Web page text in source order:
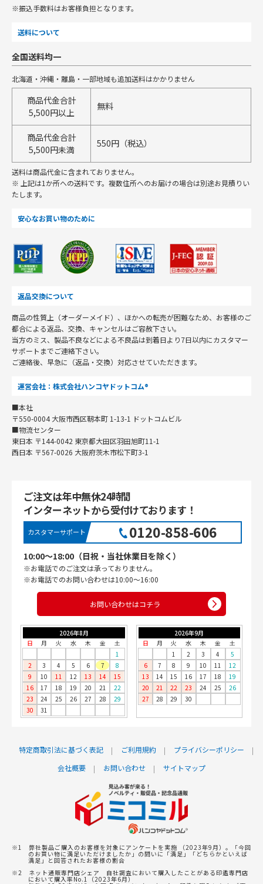
※振込手数料はお客様負担となります。
送料について
全国送料均一
北海道・沖縄・離島・一部地域も追加送料はかかりません
商品代金合計
5,500円以上
無料
商品代金合計
5,500円未満
550円（税込）
送料は商品代金に含まれておりません。
※ 上記は1か所への送料です。複数住所へのお届けの場合は別途お見積りい
たします。
安心なお買い物のために
返品交換について
商品の性質上（オーダーメイド）、ほかへの転売が困難なため、お客様のご
都合による返品、交換、キャンセルはご容赦下さい。
当方のミス、製品不良などによる不良品は到着日より7日以内にカスタマー
サポートまでご連絡下さい。
ご連絡後、早急に（返品・交換）対応させていただきます。
運営会社：株式会社ハンコヤドットコム®
■本社
〒550-0004 大阪市西区靭本町 1-13-1 ドットコムビル
■物流センター
東日本 〒144-0042 東京都大田区羽田旭町11-1
西日本 〒567-0026 大阪府茨木市松下町3-1
ご注文は年中無休24時間
インターネットから受付けております！
カスタマーサポート 0120-858-606
10:00〜18:00（日祝・当社休業日を除く）
※お電話でのご注文は承っておりません。
※お電話でのお問い合わせは10:00〜16:00
お問い合わせはコチラ
2026年8月
日
月 火 水 木 金
土
1
2
3 4 5 6 7
8
9
10 11 12 13 14
15
16
17 18 19 20 21
22
23
24 25 26 27 28
29
30
31
2026年9月
日
月 火 水 木 金
土
1
2 3 4
5
6
7 8 9 10 11
12
13
14 15 16 17 18
19
20
21 22 23 24 25
26
27
28 29 30
特定商取引法に基づく表記 ご利用規約
プライバシーポリシー
会社概要
お問い合わせ サイトマップ
※1 弊社製品ご購入のお客様を対象にアンケートを実施 （2023年9月）。「今回
のお買い物に満足いただけましたか」の問いに「満足」「どちらかといえば
満足」と回答されたお客様の割合
※2 ネット通販専門店シェア 自社調査において購入したことがある印鑑専門店
において購入率No.1（2023年6月）